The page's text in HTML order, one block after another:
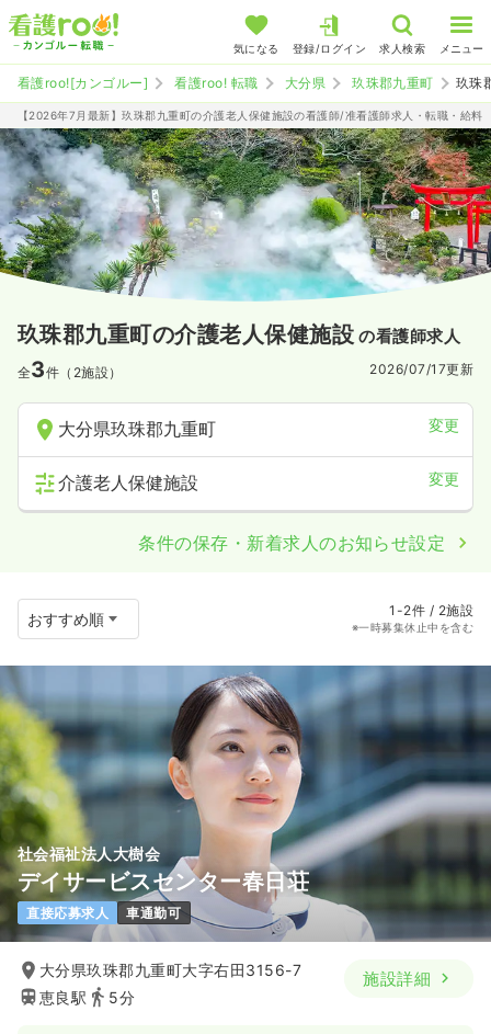
気になる 登録/ログイン 求人検索 メニュー
看護roo![カンゴルー] 看護roo! 転職 大分県 玖珠郡九重町 玖珠
【2026年7月最新】玖珠郡九重町の介護老人保健施設の看護師/准看護師求人・転職・給料
玖珠郡九重町の介護老人保健施設 の看護師求人
全3件（2施設） 2026/07/17更新
大分県玖珠郡九重町 変更
介護老人保健施設 変更
条件の保存・新着求人のお知らせ設定
1-2件 / 2施設
※一時募集休止中を含む
社会福祉法人大樹会
デイサービスセンター春日荘
直接応募求人 車通勤可
大分県玖珠郡九重町大字右田3156-7
恵良駅
5分
施設詳細